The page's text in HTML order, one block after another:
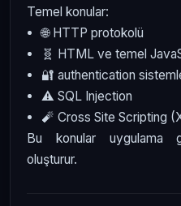
Temel konular:
🌐 HTTP protokolü
🧬 HTML ve temel
🔐 authentication
⚠️ SQL Injection
🧨 Cross Site Scripting
Bu konular uygulama
oluşturur.